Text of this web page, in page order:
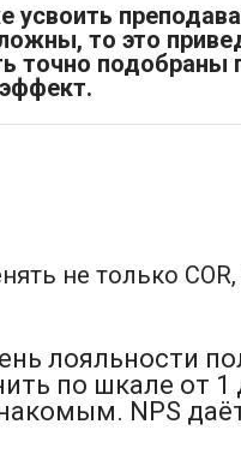
усвоить
то это
подобраны
не только
лояльности
по шкале от 1
NPS